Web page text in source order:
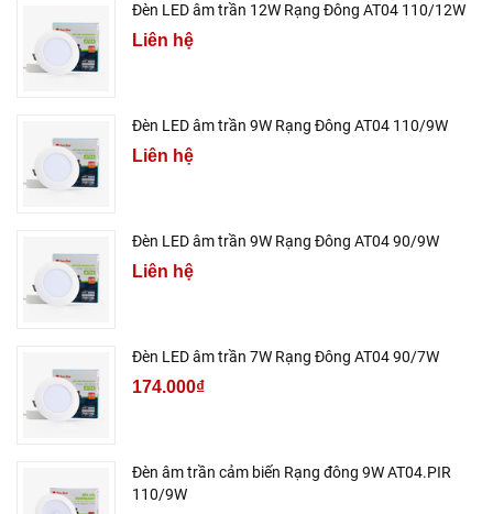
Đèn LED âm trần 12W Rạng Đông AT04 110/12W
Liên hệ
Đèn LED âm trần 9W Rạng Đông AT04 110/9W
Liên hệ
Đèn LED âm trần 9W Rạng Đông AT04 90/9W
Liên hệ
Đèn LED âm trần 7W Rạng Đông AT04 90/7W
174.000₫
Đèn âm trần cảm biến Rạng đông 9W AT04.PIR
110/9W